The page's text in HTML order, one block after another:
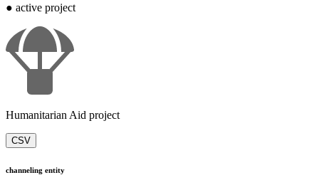
● active project
Humanitarian Aid project
CSV
channeling entity